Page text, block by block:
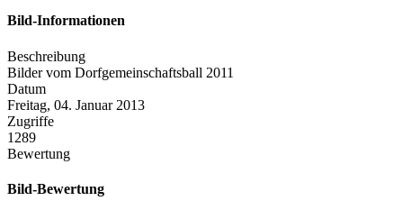
Bild-Informationen
Beschreibung
Bilder vom Dorfgemeinschaftsball 2011
Datum
Freitag, 04. Januar 2013
Zugriffe
1289
Bewertung
Bild-Bewertung